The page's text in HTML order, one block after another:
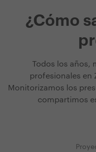
¿Cómo
Todos los años,
profesionales en
Monitorizamos los
compartimos